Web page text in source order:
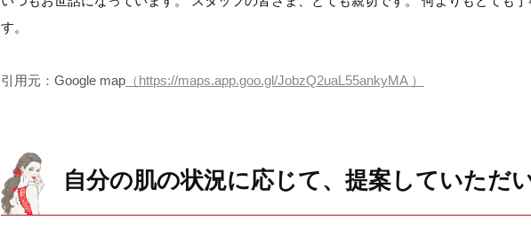
す。
引用元：Google map （https://maps.app.goo.gl/JobzQ2uaL55ankyMA ）
自分の肌の状況に応じて、提案していただ